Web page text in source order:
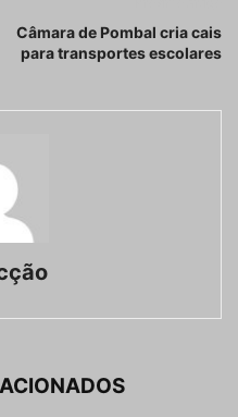
Câmara de Pombal cria cais
para transportes escolares